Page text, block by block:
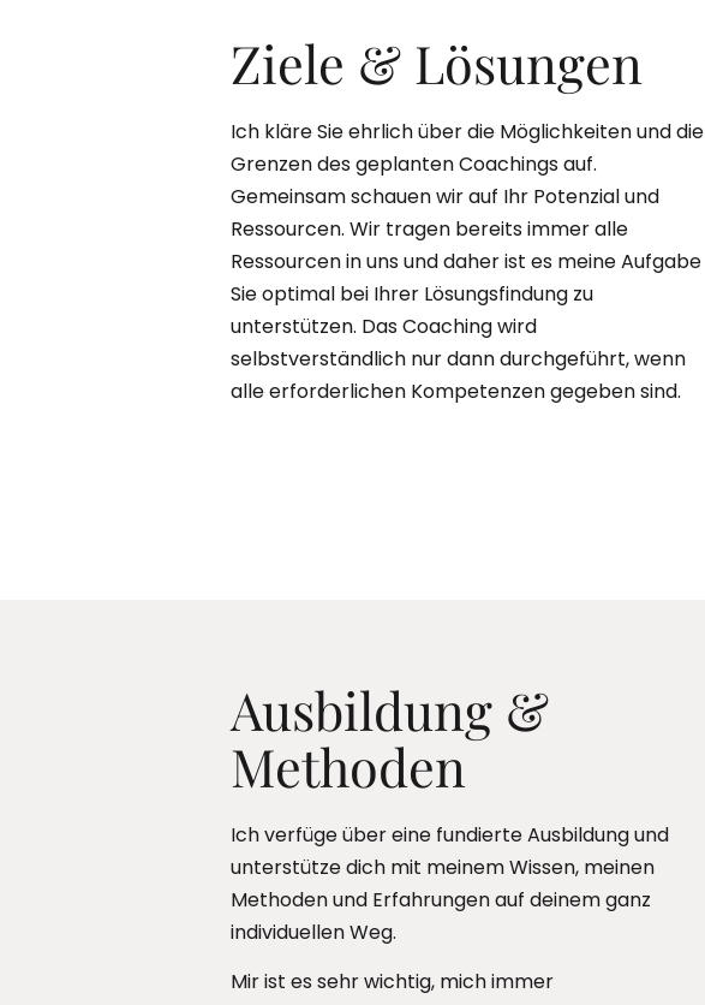
Ziele & Lösungen
Ich kläre Sie ehrlich über die Möglichkeiten und die
Grenzen des geplanten Coachings auf.
Gemeinsam schauen wir auf Ihr Potenzial und
Ressourcen. Wir tragen bereits immer alle
Ressourcen in uns und daher ist es meine Aufgabe
Sie optimal bei Ihrer Lösungsfindung zu
unterstützen. Das Coaching wird
selbstverständlich nur dann durchgeführt, wenn
alle erforderlichen Kompetenzen gegeben sind.
Ausbildung &
Methoden
Ich verfüge über eine fundierte Ausbildung und
unterstütze dich mit meinem Wissen, meinen
Methoden und Erfahrungen auf deinem ganz
individuellen Weg.
Mir ist es sehr wichtig, mich immer